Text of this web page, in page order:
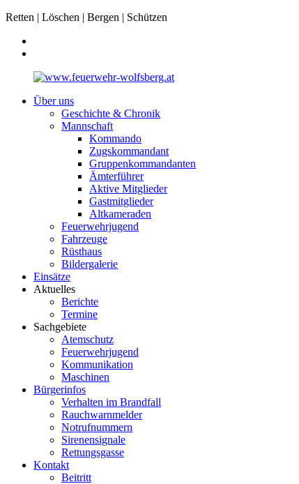
Retten | Löschen | Bergen | Schützen
Über uns
Geschichte & Chronik
Mannschaft
Kommando
Zugskommandant
Gruppenkommandanten
Ämterführer
Aktive Mitglieder
Gastmitglieder
Altkameraden
Feuerwehrjugend
Fahrzeuge
Rüsthaus
Bildergalerie
Einsätze
Aktuelles
Berichte
Termine
Sachgebiete
Atemschutz
Feuerwehrjugend
Kommunikation
Maschinen
Bürgerinfos
Verhalten im Brandfall
Rauchwarnmelder
Notrufnummern
Sirenensignale
Rettungsgasse
Kontakt
Beitritt